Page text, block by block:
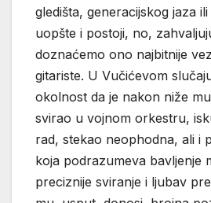
gledišta, generacijskog jaza
uopšte i postoji, no,
doznaćemo ono najbitnije
gitariste. U Vučićevom
okolnost da je nakon niže
svirao u vojnom orkestru,
rad, stekao neophodna, ali i
koja podrazumeva bavljenje
preciznije sviranje i ljubav